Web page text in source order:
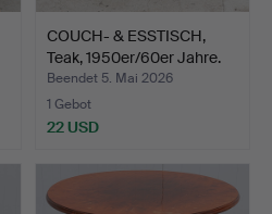
COUCH- & ESSTISCH,
Teak, 1950er/60er Jahre.
Beendet 5. Mai 2026
1 Gebot
22 USD